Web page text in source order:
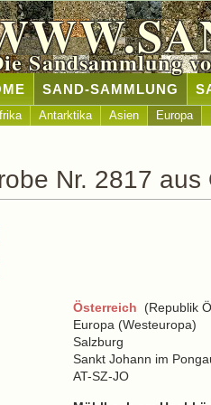
Sandsammlung
SAND-SAMMLUNG
Antarktika Asien Europa
Nr. 2817 aus
Österreich (Republik
Europa (Westeuropa)
Salzburg
Sankt Johann im
AT-SZ-JO